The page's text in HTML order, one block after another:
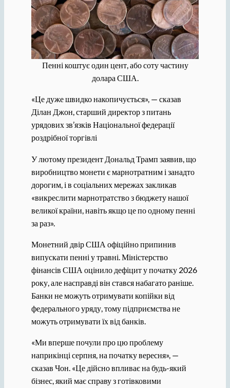
Пенні коштує один цент, або соту частину
долара США.
«Це дуже швидко накопичується», — сказав
Ділан Джон, старший директор з питань
урядових зв’язків Національної федерації
роздрібної торгівлі
У лютому президент Дональд Трамп заявив, що
виробництво монети є марнотратним і занадто
дорогим, і в соціальних мережах закликав
«викреслити марнотратство з бюджету нашої
великої країни, навіть якщо це по одному пенні
за раз».
Монетний двір США офіційно припинив
випускати пенні у травні. Міністерство
фінансів США оцінило дефіцит у початку 2026
року, але насправді він стався набагато раніше.
Банки не можуть отримувати копійки від
федерального уряду, тому підприємства не
можуть отримувати їх від банків.
«Ми вперше почули про цю проблему
наприкінці серпня, на початку вересня», —
сказав Чон. «Це дійсно впливає на будь-який
бізнес, який має справу з готівковими